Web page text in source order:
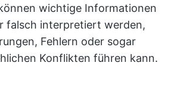
wichtige Informationen
falsch interpretiert werden,
Fehlern oder sogar
Konflikten führen kann.